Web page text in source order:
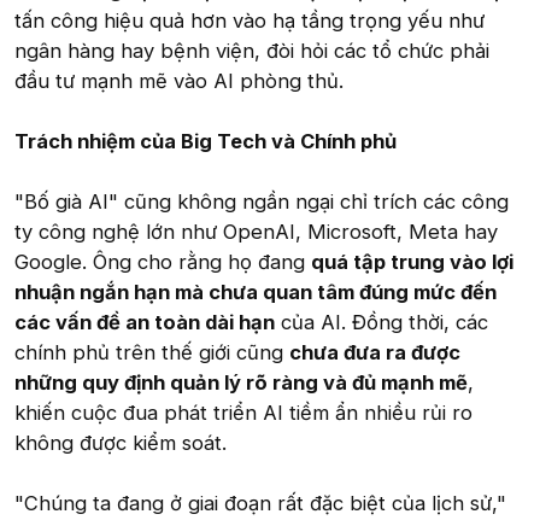
tấn công hiệu quả hơn vào hạ tầng trọng yếu như
ngân hàng hay bệnh viện, đòi hỏi các tổ chức phải
đầu tư mạnh mẽ vào AI phòng thủ.
Trách nhiệm của Big Tech và Chính phủ
"Bố già AI" cũng không ngần ngại chỉ trích các công
ty công nghệ lớn như OpenAI, Microsoft, Meta hay
Google. Ông cho rằng họ đang quá tập trung vào lợi
nhuận ngắn hạn mà chưa quan tâm đúng mức đến
các vấn đề an toàn dài hạn của AI. Đồng thời, các
chính phủ trên thế giới cũng chưa đưa ra được
những quy định quản lý rõ ràng và đủ mạnh mẽ,
khiến cuộc đua phát triển AI tiềm ẩn nhiều rủi ro
không được kiểm soát.
"Chúng ta đang ở giai đoạn rất đặc biệt của lịch sử,"